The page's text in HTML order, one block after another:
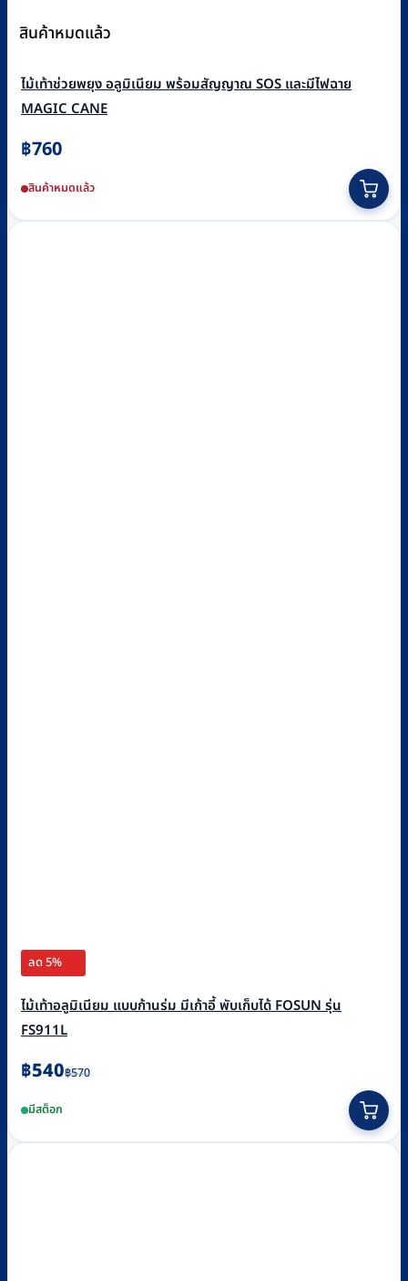
สินค้าหมดแล้ว
ไม้เท้าช่วยพยุง อลูมิเนียม พร้อมสัญญาณ SOS และมีไฟฉาย
MAGIC CANE
฿760
สินค้าหมดแล้ว
ลด 5%
ไม้เท้าอลูมิเนียม แบบก้านร่ม มีเก้าอี้ พับเก็บได้ FOSUN รุ่น
FS911L
฿570
Original
was:
฿570.
฿540
Current
is:
฿540.
มีสต็อก